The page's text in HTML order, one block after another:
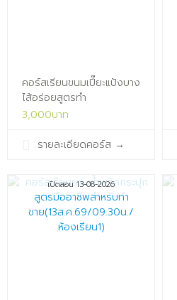
คอร์สเรียนขนมเปี๊ยะแป้งบาง
ไส้อร่อยสูตรทำ
ขาย(12ส.ค.69/10.00น./
3,000บาท
รายละเอียดคอร์ส →
เปิดสอน 13-08-2026